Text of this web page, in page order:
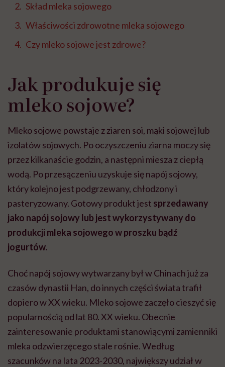
Skład mleka sojowego
Właściwości zdrowotne mleka sojowego
Czy mleko sojowe jest zdrowe?
Jak produkuje się
mleko sojowe?
Mleko sojowe powstaje z ziaren soi, mąki sojowej lub
izolatów sojowych. Po oczyszczeniu ziarna moczy się
przez kilkanaście godzin, a następni miesza z ciepłą
wodą. Po przesączeniu uzyskuje się napój sojowy,
który kolejno jest podgrzewany, chłodzony i
pasteryzowany. Gotowy produkt jest sprzedawany
jako napój sojowy lub jest wykorzystywany do
produkcji mleka sojowego w proszku bądź
jogurtów.
Choć napój sojowy wytwarzany był w Chinach już za
czasów dynastii Han, do innych części świata trafił
dopiero w XX wieku. Mleko sojowe zaczęło cieszyć się
popularnością od lat 80. XX wieku. Obecnie
zainteresowanie produktami stanowiącymi zamienniki
mleka odzwierzęcego stale rośnie. Według
szacunków na lata 2023-2030, największy udział w